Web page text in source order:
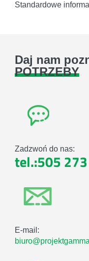
Standardowe
Daj nam
POTRZEBY
Zadzwoń do nas:
tel.:505
E-mail: